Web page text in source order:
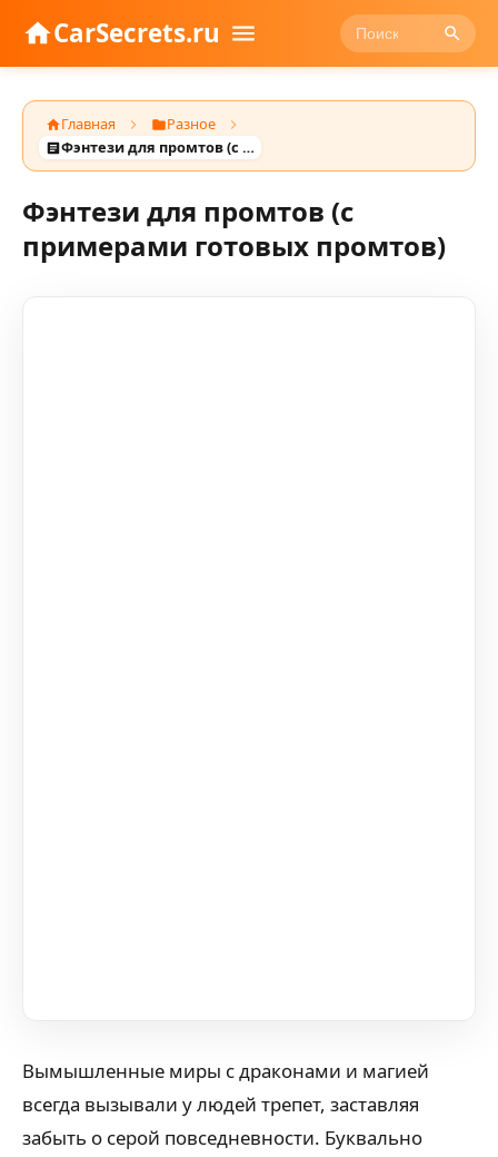
CarSecrets.ru
Главная
Разное
Фэнтези для промтов (с примерами готовых промтов)
Фэнтези для промтов (с
примерами готовых промтов)
Вымышленные миры с драконами и магией
всегда вызывали у людей трепет, заставляя
забыть о серой повседневности. Буквально